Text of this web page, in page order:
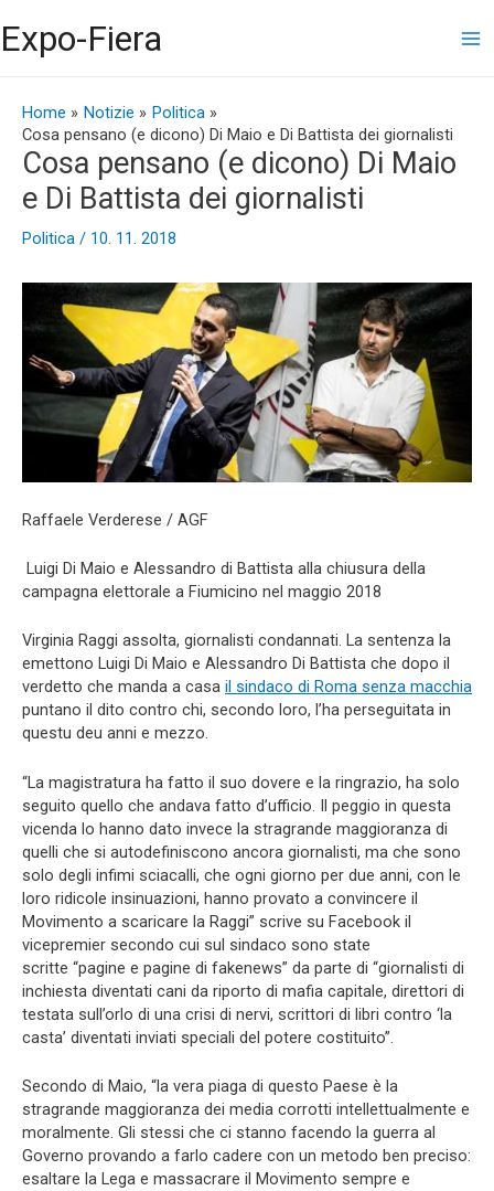
al
contenuto
Expo-Fiera
Home Notizie
Politica
Cosa pensano (e dicono) Di Maio e Di Battista dei giornalisti
Cosa pensano (e dicono) Di Maio
e Di Battista dei giornalisti
Politica / 10. 11. 2018
Raffaele Verderese / AGF
Luigi Di Maio e Alessandro di Battista alla chiusura della
campagna elettorale a Fiumicino nel maggio 2018
Virginia Raggi assolta, giornalisti condannati. La sentenza la
emettono Luigi Di Maio e Alessandro Di Battista che dopo il
verdetto che manda a casa il sindaco di Roma senza macchia
puntano il dito contro chi, secondo loro, l’ha perseguitata in
questu deu anni e mezzo.
“La magistratura ha fatto il suo dovere e la ringrazio, ha solo
seguito quello che andava fatto d’ufficio. Il peggio in questa
vicenda lo hanno dato invece la stragrande maggioranza di
quelli che si autodefiniscono ancora giornalisti, ma che sono
solo degli infimi sciacalli, che ogni giorno per due anni, con le
loro ridicole insinuazioni, hanno provato a convincere il
Movimento a scaricare la Raggi” scrive su Facebook il
vicepremier secondo cui sul sindaco sono state
scritte “pagine e pagine di fakenews” da parte di “giornalisti di
inchiesta diventati cani da riporto di mafia capitale, direttori di
testata sull’orlo di una crisi di nervi, scrittori di libri contro ‘la
casta’ diventati inviati speciali del potere costituito”.
Secondo di Maio, “la vera piaga di questo Paese è la
stragrande maggioranza dei media corrotti intellettualmente e
moralmente. Gli stessi che ci stanno facendo la guerra al
Governo provando a farlo cadere con un metodo ben preciso:
esaltare la Lega e massacrare il Movimento sempre e
articoli